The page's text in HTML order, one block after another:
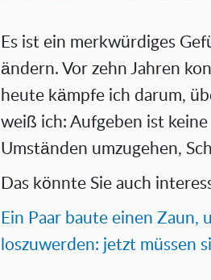
Es ist ein merkwürdiges
ändern. Vor zehn Jahren
heute kämpfe ich darum,
weiß ich: Aufgeben ist
Umständen umzugehen,
Das könnte Sie auch
Ein Paar baute einen Zaun,
loszuwerden: jetzt müssen